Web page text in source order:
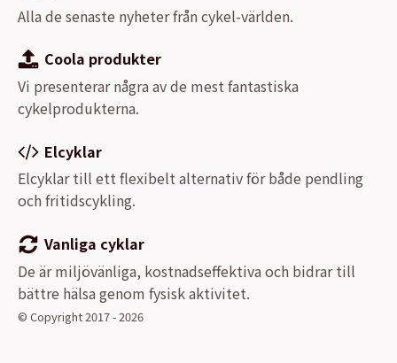
Alla de senaste nyheter från cykel-världen.
Coola produkter
Vi presenterar några av de mest fantastiska
cykelprodukterna.
Elcyklar
Elcyklar till ett flexibelt alternativ för både pendling
och fritidscykling.
Vanliga cyklar
De är miljövänliga, kostnadseffektiva och bidrar till
bättre hälsa genom fysisk aktivitet.
© Copyright 2017 - 2026